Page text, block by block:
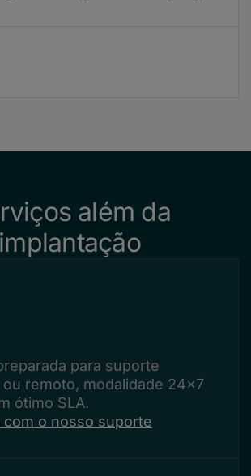
além da
implantação
para suporte
remoto, modalidade 24x7
ótimo SLA.
com o nosso suporte